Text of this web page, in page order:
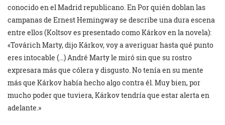
conocido en el Madrid republicano. En Por quién doblan las
campanas de Ernest Hemingway se describe una dura escena
entre ellos (Koltsov es presentado como Kárkov en la novela):
«Továrich Marty, dijo Kárkov, voy a averiguar hasta qué punto
eres intocable (…) André Marty le miró sin que su rostro
expresara más que cólera y disgusto. No tenía en su mente
más que Kárkov había hecho algo contra él. Muy bien, por
mucho poder que tuviera, Kárkov tendría que estar alerta en
adelante.»